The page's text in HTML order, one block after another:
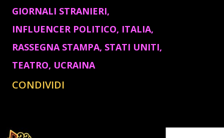
GIORNALI STRANIERI
INFLUENCER POLITICO ITALIA
RASSEGNA STAMPA STATI UNITI
TEATRO UCRAINA
CONDIVIDI